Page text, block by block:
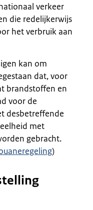
verkeer
die redelijkerwijs
het verbruik aan
kan om
dat, voor
brandstoffen en
voor de
desbetreffende
met
gebracht.
)